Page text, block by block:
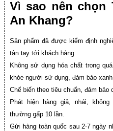
Vì sao nên chọn
An Khang?
Sản phẩm đã được kiểm định
tận tay tới khách hàng.
Không sử dụng hóa chất trong
khỏe người sử dụng, đảm bảo
Chế biến theo tiêu chuẩn, đảm
Phát hiện hàng giả, nhái,
thường gấp 10 lần.
Gửi hàng toàn quốc sau 2-7 ngày